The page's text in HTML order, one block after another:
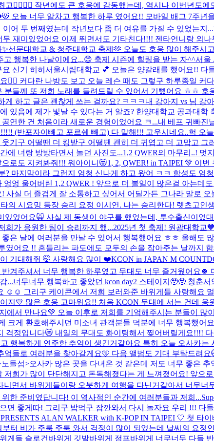
❤️‍🔥❤️‍🔥 작년에도 큰 호응에 감동했는데, 역시나 이번년도
오늘 너무 알차고 행복한 하루 였어요!! 모바일 배그 7주년
어 두 번째였는데 작년보다 좀 더 여유를 가질 수 있었는지
재미있었어요 이제 뛰면서도 기타친다!!!! 젠타언니랑 외
선문대학교 & 청주대학교 축제🫶 오늘도 호응 많이 해주시
행복한 나날이에요...😊 축제 시즌에 힐링을 받는 자^^서울
신기 히히 서울시립대학교 💕 오늘은 양갈래를 했어요!! 다
❤️‍🔥 커다란 나방도 보고 오늘 레슨 때도 그렇구 하루종일 커
들께 또 저희 노래를 들려드릴 수 있어서 기뻤어요 ㅎㅎ
게 하고 글은 괜찮게 쓰는 걸까요? ㅋㅋㅋ 내 강아지 vs 님 강아
있음에 제가 빛날 수 있다는 거 알죠? 한양대학교 공과대
연한 건 처음이라 새로운 경험이었어요 ㅋ...내 베프 귀빠진
(반포자이빼고 포르쉐 빼고) 다 말해!!! 고우시네요..헉 오
기구 어떨땐 더 킹받구 어떨땐 괜히 더 귀엽고 더 고맙고
에 너랑 방방타면서 놀던 사진도...1,2 QWER의 마무리..! 멋
로도 지켜봐줘!!! 워아이니😻1, 2, QWER! in TAIPEI 💚 이
마지막이라 그런지 엄청 신나게 하고 왔어 ㅋㅋ 함성도
엉엉 울어버린 1,2 QWER ! 앞으로 더 볼일이 많은걸 아는
실 더 즐겁게 잘 소통하고 싶어서 어딜가든 그나라 말로
의 시요밍 등장 승리 요정 이시연. 나는 승리한다! 렛츠고인
었어요🙀 사실 제 동생이 야구를 했었는데, 투수출신이었
희가 응원한 팀이 승리까지 했...2025년 첫 축제! 원광대학교
은 날에 여러분을 만날 수 있어서 행복했어요 ㅎㅎ 올해도
였어요 !! 흔들리는 파도에도 모두의 손을 잡아주는 날까지
기대해줘 🤭 사랑해요 많이 ❤️KCON in JAPAN M
겨주셔서 너무 행복한 하루였고 무대도 너무 즐거웠어요
...너무너무 행복하고 좋았던 kcon day2 스테이지🥹🥹 청춘
☺️☺️ 그리구 케이콘에서 저희 보러와준 바위게들 사랑해요
지💙 많은 호응 고마워요!! 처음 KCON 무대에 서는 건데
에서 만나요💚 오늘 이후로 저희를 기억해주시는 분들이
크게 환호해주시던 미소녀 관객분들 덕분에 너무 행복했어
걱정입니다😿 내일의 무대도 화이팅해서 찢어버릴게요!!!!
행복하게 연주한 추억이 생긴거같아요 특히 오늘 오사카
들로 여러분을 찾아갈게요🩵 다음 앨범도 기대 부탁드려요
들섬>오사카 많은 곳을 다녀온 것 같은데 저도 너무 좋은
희가 많이 단단해지고 돈독해졌다는 게 느껴졌어요! 앞으로
면서 바위게들이랑 오붓하게 여행을 다닌거같아서 너무너
한 준비였답니다! 이 역사적인 순간에 여러분들과 저희...
면 좋게따! 그리구 밥먹구 잠깐와서 다시 놀자요 우리 !!! 다
ALAN WALKER with K-POP IN TAIPEI 🤍 첫 타
터 비가 주룩 주룩 와서 걱정이 많이 되었는데 날씨의 요정
게들 슬로건바위게 깃발바위게 점프바위게 너무너무 다들